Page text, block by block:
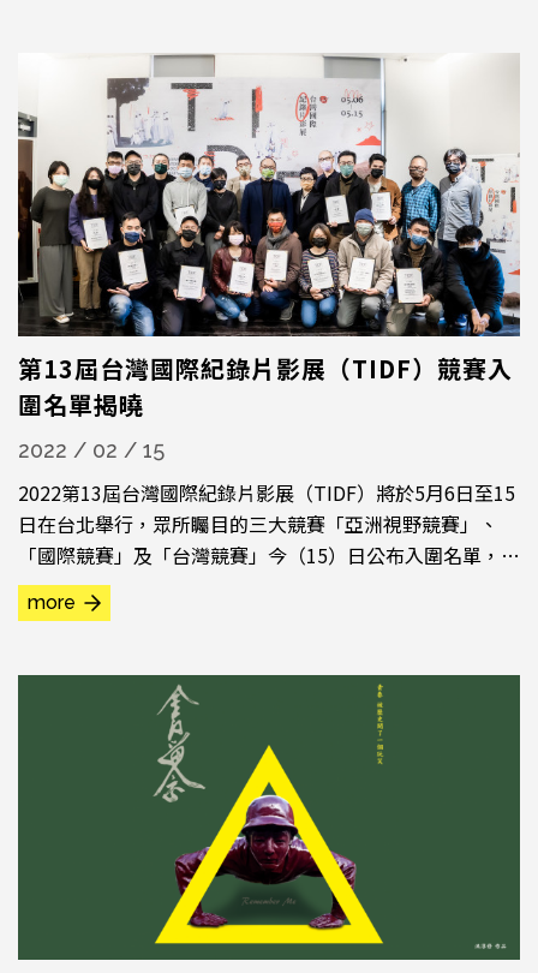
台灣解嚴前後制式化的影像中突圍，豐富了台灣紀錄片的多
元性；作為學者與教育者，...
第13屆台灣國際紀錄片影展（TIDF）競賽入
圍名單揭曉
2022 / 02 / 15
2022第13屆台灣國際紀錄片影展（TIDF）將於5月6日至15
日在台北舉行，眾所矚目的三大競賽「亞洲視野競賽」、
「國際競賽」及「台灣競賽」今（15）日公布入圍名單，入
圍的台灣導演齊聚一堂，由國家電影及視聽文化中心董事長
藍祖蔚逐一頒發入圍證書，氣氛熱烈歡欣。藍祖蔚感謝所有
待影像創作者未來能夠將作品帶到國家影視聽中心的新場
more